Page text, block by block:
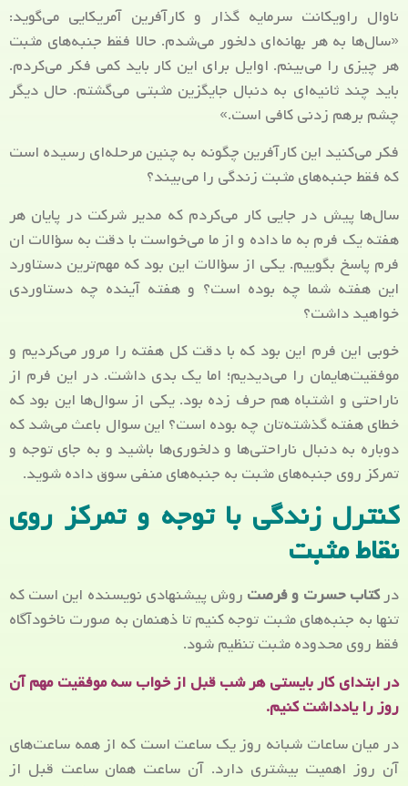
ناوال راویکانت سرمایه گذار و کارآفرین آمریکایی می‌گوید:
«سال‌ها به هر بهانه‌ای دلخور می‌شدم. حالا فقط جنبه‌های مثبت
هر چیزی را می‌بینم. اوایل برای این کار باید کمی فکر می‌کردم.
باید چند ثانیه‌ای به دنبال جایگزین مثبتی می‌گشتم. حال دیگر
چشم برهم زدنی کافی است.»
فکر می‌کنید این کارآفرین چگونه به چنین مرحله‌ای رسیده است
که فقط جنبه‌های مثبت زندگی را می‌بیند؟
سال‌ها پیش در جایی کار می‌کردم که مدیر شرکت در پایان هر
هفته یک فرم به ما داده و از ما می‌خواست با دقت به سؤالات ان
فرم پاسخ بگوییم. یکی از سؤالات این بود که مهم‌ترین دستاورد
این هفته شما چه بوده است؟ و هفته آینده چه دستاوردی
خواهید داشت؟
خوبی این فرم این بود که با دقت کل هفته را مرور می‌کردیم و
موفقیت‌هایمان را می‌دیدیم؛ اما یک بدی داشت. در این فرم از
ناراحتی و اشتباه هم حرف زده بود. یکی از سوال‌ها این بود که
خطای هفته گذشته‌تان چه بوده است؟ این سوال باعث می‌شد که
دوباره به دنبال ناراحتی‌ها و دلخوری‌ها باشید و به جای توجه و
تمرکز روی جنبه‌های مثبت به جنبه‌های منفی سوق داده شوید.
کنترل زندگی با توجه و تمرکز روی
نقاط مثبت
درکتاب حسرت و فرصت روش پیشنهادی نویسنده این است که
تنها به جنبه‌های مثبت توجه کنیم تا ذهنمان به صورت ناخودآگاه
فقط روی محدوده مثبت تنظیم شود.
در ابتدای کار بایستی هر شب قبل از خواب سه موفقیت مهم آن
روز را یادداشت کنیم.
در میان ساعات شبانه روز یک ساعت است که از همه ساعت‌های
آن روز اهمیت بیشتری دارد. آن ساعت همان ساعت قبل از